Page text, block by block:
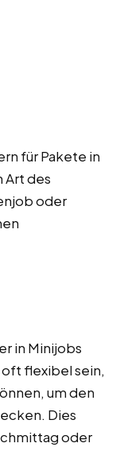
für Pakete in
Art des
oder
in Minijobs
oft flexibel sein,
um den
Dies
oder